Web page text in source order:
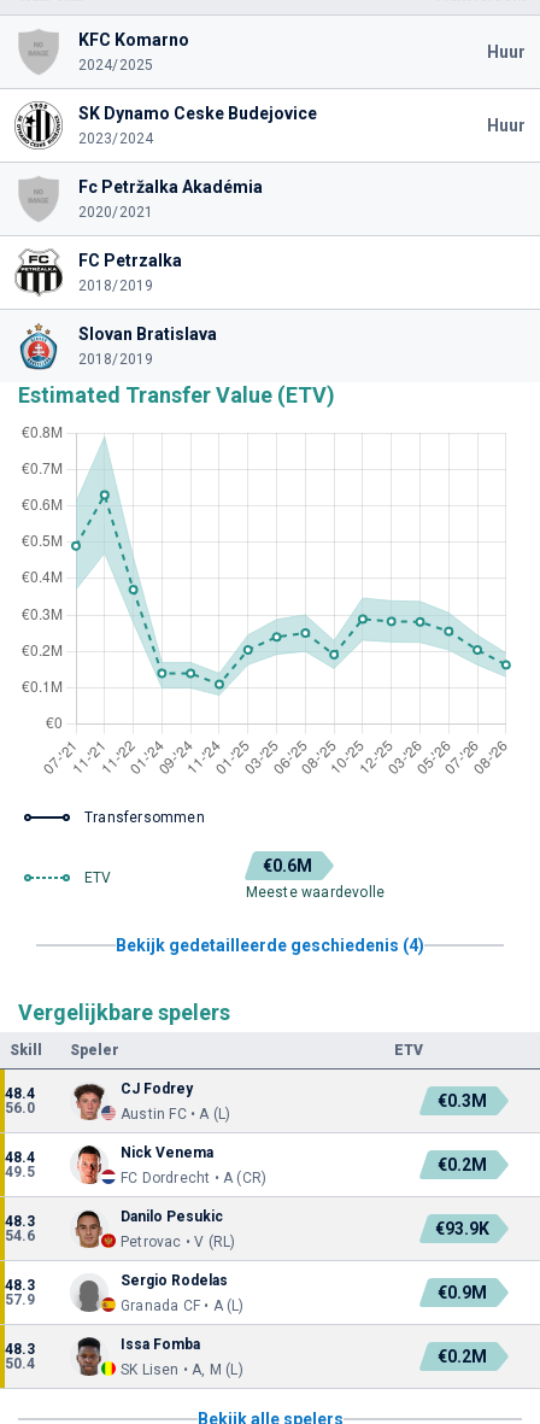
KFC Komarno
2024/2025
Huur
SK Dynamo Ceske Budejovice
2023/2024
Huur
Fc Petržalka Akadémia
2020/2021
FC Petrzalka
2018/2019
Slovan Bratislava
2018/2019
Estimated Transfer Value (ETV)
Transfersommen
ETV
€0.6M
Meeste waardevolle
Bekijk gedetailleerde geschiedenis (4)
Vergelijkbare spelers
Skill Speler ETV
48.4
56.0
CJ Fodrey
Austin FC • A (L)
€0.3M
48.4
49.5
Nick Venema
FC Dordrecht • A (CR)
€0.2M
48.3
54.6
Danilo Pesukic
Petrovac • V (RL)
€93.9K
48.3
57.9
Sergio Rodelas
Granada CF • A (L)
€0.9M
48.3
50.4
Issa Fomba
SK Lisen • A, M (L)
€0.2M
Bekijk alle spelers